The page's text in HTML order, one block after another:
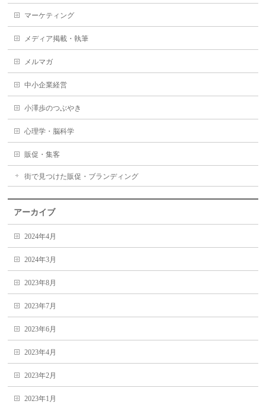
マーケティング
メディア掲載・執筆
メルマガ
中小企業経営
小澤歩のつぶやき
心理学・脳科学
販促・集客
街で見つけた販促・ブランディング
アーカイブ
2024年4月
2024年3月
2023年8月
2023年7月
2023年6月
2023年4月
2023年2月
2023年1月